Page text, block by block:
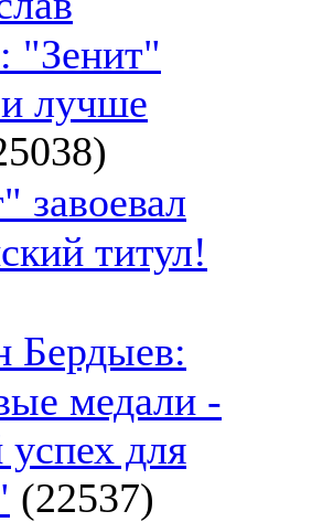
"Зенит"
лучше
завоевал
титул!
Бердыев:
медали -
для
(22537)